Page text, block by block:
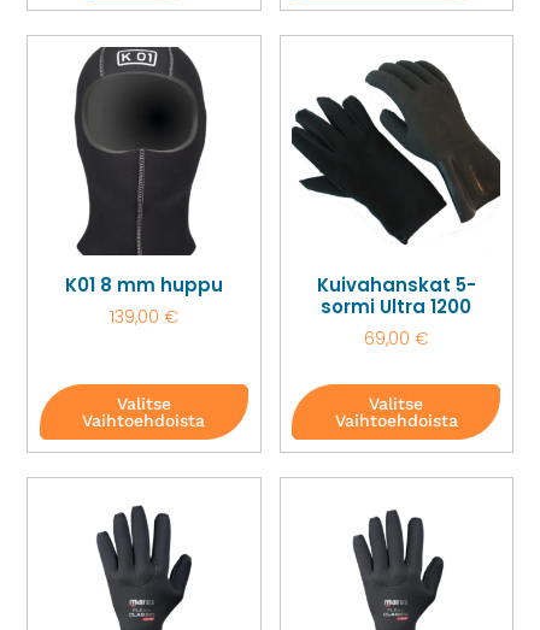
K01 8 mm huppu
139,00 €
Valitse
Vaihtoehdoista
Kuivahanskat 5-
sormi Ultra 1200
69,00 €
Valitse
Vaihtoehdoista